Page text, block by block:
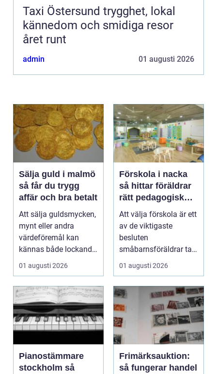
Taxi Östersund trygghet, lokal
kännedom och smidiga resor
året runt
admin 01 augusti 2026
Sälja guld i malmö
så får du trygg
affär och bra betalt
Att sälja guldsmycken,
mynt eller andra
värdeföremål kan
kännas både lockande
och osäkert på samma
01 augusti 2026
Förskola i nacka
så hittar föräldrar
rätt pedagogisk
trygghet
Att välja förskola är ett
av de viktigaste
besluten
småbarnsföräldrar tar.
Omsorg, trygghet,
pedagog...
01 augusti 2026
Pianostämmare
stockholm så
Frimärksauktion:
så fungerar handel